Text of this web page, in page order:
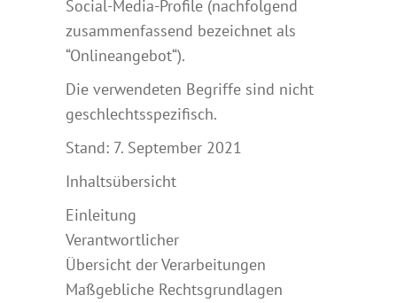
Social-Media-Profile (nachfolgend
zusammenfassend bezeichnet als
“Onlineangebot“).
Die verwendeten Begriffe sind nicht
geschlechtsspezifisch.
Stand: 7. September 2021
Inhaltsübersicht
Einleitung
Verantwortlicher
Übersicht der Verarbeitungen
Maßgebliche Rechtsgrundlagen